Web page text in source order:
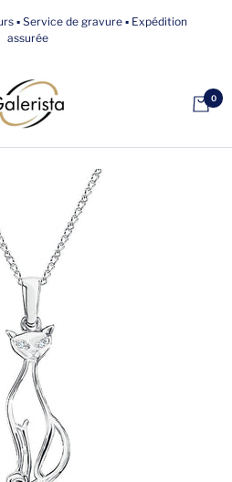
▪ Service de gravure ▪ Expédition
assurée
0